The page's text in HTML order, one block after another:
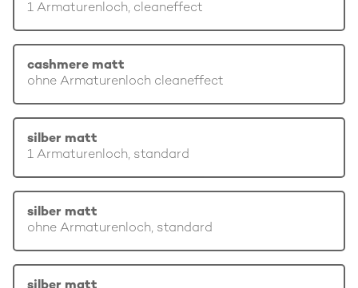
1 Armaturenloch, cleaneffect
cashmere matt
ohne Armaturenloch cleaneffect
silber matt
1 Armaturenloch, standard
silber matt
ohne Armaturenloch, standard